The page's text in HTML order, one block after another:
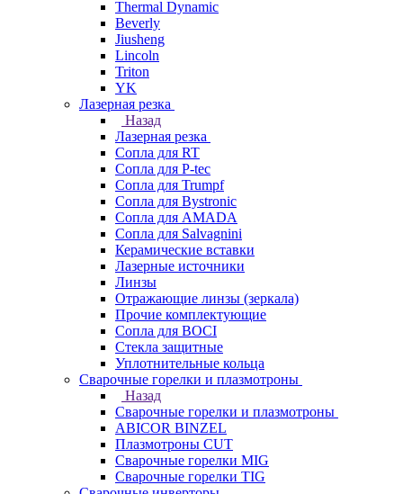
Thermal Dynamic
Beverly
Jiusheng
Lincoln
Triton
YK
Лазерная резка
Назад
Лазерная резка
Сопла для RT
Сопла для P-tec
Сопла для Trumpf
Сопла для Bystronic
Сопла для AMADA
Сопла для Salvagnini
Керамические вставки
Лазерные источники
Линзы
Отражающие линзы (зеркала)
Прочие комплектующие
Сопла для BOCI
Стекла защитные
Уплотнительные кольца
Сварочные горелки и плазмотроны
Назад
Сварочные горелки и плазмотроны
ABICOR BINZEL
Плазмотроны CUT
Сварочные горелки MIG
Сварочные горелки TIG